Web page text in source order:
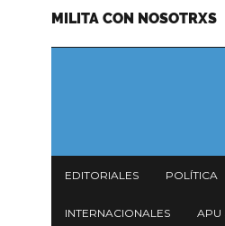
Menu
MILITA CON NOSOTRXS
Navegación
principal
EDITORIALES POLÍTICA
INTERNACIONALES APU